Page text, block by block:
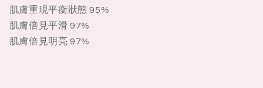
肌膚重現平衡狀態 95%
肌膚倍見平滑 97%
肌膚倍見明亮 97%